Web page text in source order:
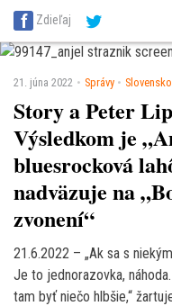
SITA Energetika
SITA Reality
SITA Školstvo
Zdieľaj
21. júna 2022 Správy Slovensko
Story a Peter
Výsledkom je
bluesrocková
nadväzuje na
zvonení“
21.6.2022 – „Ak sa s
Je to jednorazovka,
tam byť niečo hlbšie,“